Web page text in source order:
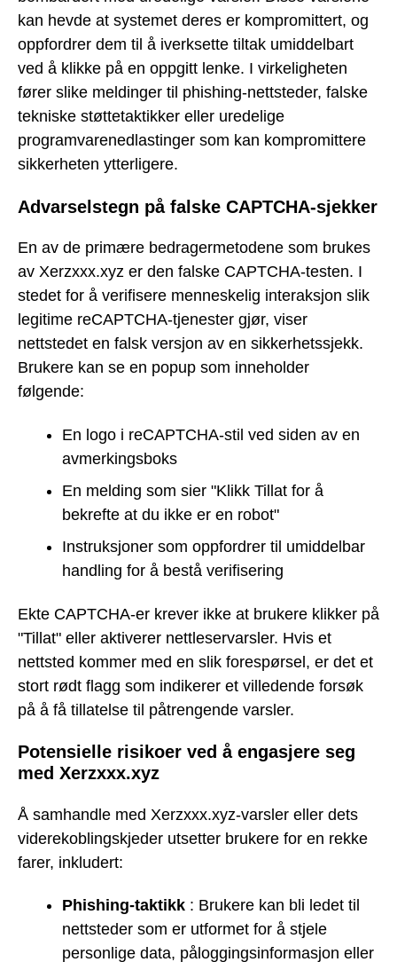
kan hevde at systemet deres er kompromittert, og
oppfordrer dem til å iverksette tiltak umiddelbart
ved å klikke på en oppgitt lenke. I virkeligheten
fører slike meldinger til phishing-nettsteder, falske
tekniske støttetaktikker eller uredelige
programvarenedlastinger som kan kompromittere
sikkerheten ytterligere.
Advarselstegn på falske CAPTCHA-sjekker
En av de primære bedragermetodene som brukes
av Xerzxxx.xyz er den falske CAPTCHA-testen. I
stedet for å verifisere menneskelig interaksjon slik
legitime reCAPTCHA-tjenester gjør, viser
nettstedet en falsk versjon av en sikkerhetssjekk.
Brukere kan se en popup som inneholder
følgende:
En logo i reCAPTCHA-stil ved siden av en
avmerkingsboks
En melding som sier "Klikk Tillat for å
bekrefte at du ikke er en robot"
Instruksjoner som oppfordrer til umiddelbar
handling for å bestå verifisering
Ekte CAPTCHA-er krever ikke at brukere klikker på
"Tillat" eller aktiverer nettleservarsler. Hvis et
nettsted kommer med en slik forespørsel, er det et
stort rødt flagg som indikerer et villedende forsøk
på å få tillatelse til påtrengende varsler.
Potensielle risikoer ved å engasjere seg
med Xerzxxx.xyz
Å samhandle med Xerzxxx.xyz-varsler eller dets
viderekoblingskjeder utsetter brukere for en rekke
farer, inkludert:
Phishing-taktikk : Brukere kan bli ledet til
nettsteder som er utformet for å stjele
personlige data, påloggingsinformasjon eller